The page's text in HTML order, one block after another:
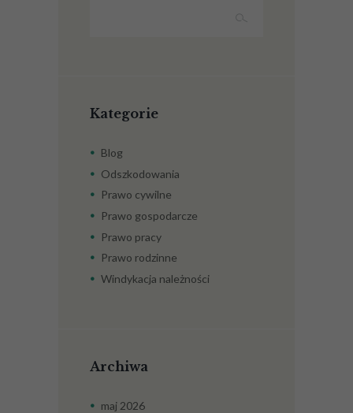
Kategorie
Blog
Odszkodowania
Prawo cywilne
Prawo gospodarcze
Prawo pracy
Prawo rodzinne
Windykacja należności
Archiwa
maj 2026